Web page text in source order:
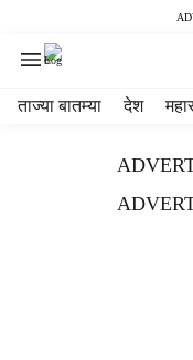
ताज्या बातम्या देश